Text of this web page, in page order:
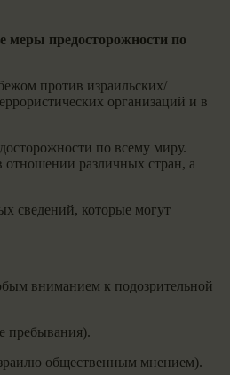
меры предосторожности по
против израильских/
организаций и в
по всему миру.
отношении различных стран, а
сведений, которые могут
вниманием к подозрительной
пребывания).
общественным мнением).